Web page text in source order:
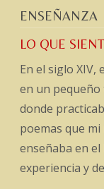
ENSEÑANZA
LO QUE
En el siglo XIV,
en un
donde
poemas que
enseñaba en
experiencia y